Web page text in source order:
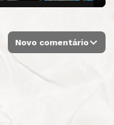
Novo comentário